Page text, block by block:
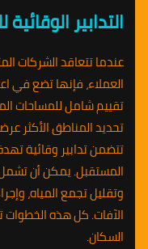
التدابير الوقائية
عندما تتعاقد الشركات
العملاء، فإنها تضع في
تقييم شامل للمساحات
تحديد المناطق الأكثر
تتضمن تدابير وقائية
المستقبل. يمكن أن تشمل
وتقليل تجمع المياه،
الآفات. كل هذه
السكان.